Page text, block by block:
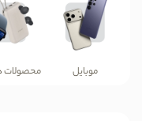
موبایل محصولات